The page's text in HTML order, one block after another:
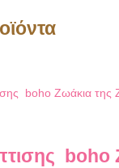
boho